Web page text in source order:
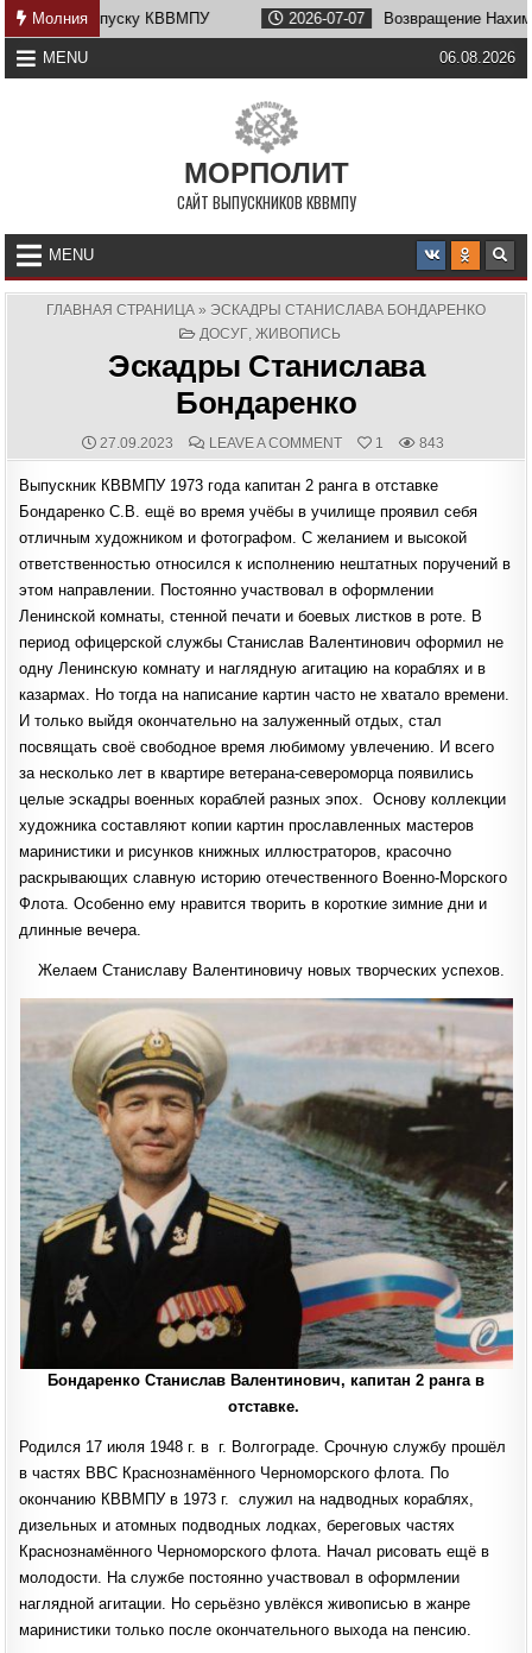
Skip
to
content
Молния 2026-07-07 Возвращение Нахимова 2026-06-26
MENU 06.08.2026
МОРПОЛИТ
САЙТ ВЫПУСКНИКОВ КВВМПУ
MENU
ГЛАВНАЯ СТРАНИЦА » ЭСКАДРЫ СТАНИСЛАВА БОНДАРЕНКО
POSTED
IN
ДОСУГ, ЖИВОПИСЬ
Эскадры Станислава
Бондаренко
PUBLISHED
DATE:
27.09.2023 COMMENTS:
LEAVE A COMMENTON
ЭСКАДРЫ
БОНДАРЕНКО
1 843
Выпускник КВВМПУ 1973 года капитан 2 ранга в отставке
Бондаренко С.В. ещё во время учёбы в училище проявил себя
отличным художником и фотографом. С желанием и высокой
ответственностью относился к исполнению нештатных поручений в
этом направлении. Постоянно участвовал в оформлении
Ленинской комнаты, стенной печати и боевых листков в роте. В
период офицерской службы Станислав Валентинович оформил не
одну Ленинскую комнату и наглядную агитацию на кораблях и в
казармах. Но тогда на написание картин часто не хватало времени.
И только выйдя окончательно на залуженный отдых, стал
посвящать своё свободное время любимому увлечению. И всего
за несколько лет в квартире ветерана-североморца появились
целые эскадры военных кораблей разных эпох. Основу коллекции
художника составляют копии картин прославленных мастеров
маринистики и рисунков книжных иллюстраторов, красочно
раскрывающих славную историю отечественного Военно-Морского
Флота. Особенно ему нравится творить в короткие зимние дни и
длинные вечера.
Желаем Станиславу Валентиновичу новых творческих успехов.
Бондаренко Станислав Валентинович, капитан 2 ранга в
отставке.
Родился 17 июля 1948 г. в г. Волгограде. Срочную службу прошёл
в частях ВВС Краснознамённого Черноморского флота. По
окончанию КВВМПУ в 1973 г. служил на надводных кораблях,
дизельных и атомных подводных лодках, береговых частях
Краснознамённого Черноморского флота. Начал рисовать ещё в
молодости. На службе постоянно участвовал в оформлении
наглядной агитации. Но серьёзно увлёкся живописью в жанре
маринистики только после окончательного выхода на пенсию.